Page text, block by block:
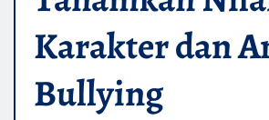
Karakter dan
Bullying